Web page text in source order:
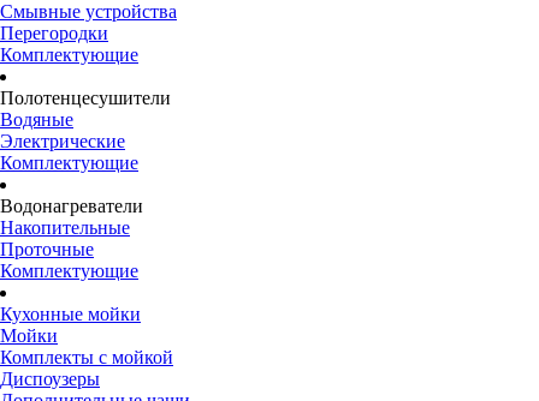
Смывные устройства
Перегородки
Комплектующие
Полотенцесушители
Водяные
Электрические
Комплектующие
Водонагреватели
Накопительные
Проточные
Комплектующие
Кухонные мойки
Мойки
Комплекты с мойкой
Диспоузеры